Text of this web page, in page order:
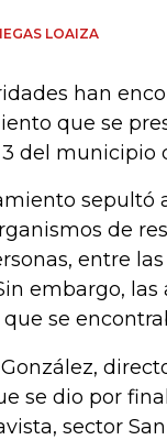
LOAIZA
han
que se
del municipio
sepultó
de
entre
embargo,
se
se dio por
sector